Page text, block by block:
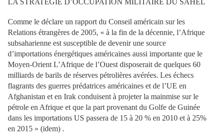
Comme le déclare un rapport du Conseil américain sur les
Relations étrangères de 2005, « à la fin de la décennie, l’Afrique
subsaharienne est susceptible de devenir une source
d’importations énergétiques américaines aussi importante que le
Moyen-Orient L’Afrique de l’Ouest disposerait de quelques 60
milliards de barils de réserves pétrolières avérées. Les échecs
flagrants des guerres prédatrices américaines et de l’UE en
Afghanistan et en Irak conduisent à projeter la mainmise sur le
pétrole en Afrique et que la part provenant du Golfe de Guinée
dans les importations US passera de 15 à 20 % en 2010 et à 25%
en 2015 » (idem) .